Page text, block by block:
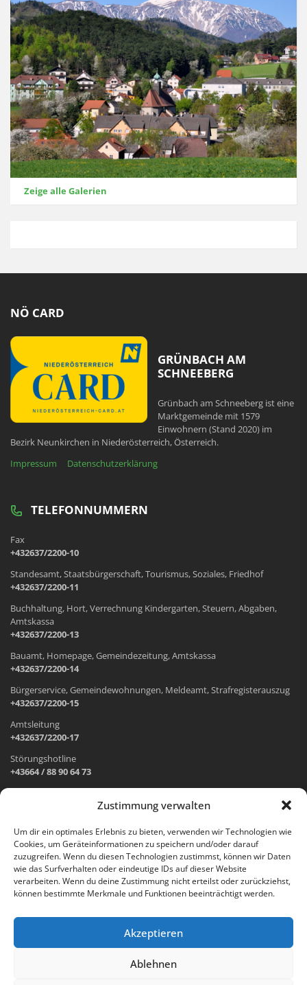
Zustimmung verwalten
Um dir ein optimales Erlebnis zu bieten, verwenden wir Technologien wie
Cookies, um Geräteinformationen zu speichern und/oder darauf
zuzugreifen. Wenn du diesen Technologien zustimmst, können wir Daten
wie das Surfverhalten oder eindeutige IDs auf dieser Website
verarbeiten. Wenn du deine Zustimmung nicht erteilst oder zurückziehst,
können bestimmte Merkmale und Funktionen beeinträchtigt werden.
Akzeptieren
Ablehnen
Zeige alle Galerien
NÖ CARD
GRÜNBACH AM
SCHNEEBERG
Grünbach am Schneeberg ist eine
Marktgemeinde mit 1579
Einwohnern (Stand 2020) im
Bezirk Neunkirchen in Niederösterreich, Österreich.
Impressum
Datenschutzerklärung
TELEFONNUMMERN
Fax
+432637/2200-10
Standesamt, Staatsbürgerschaft, Tourismus, Soziales, Friedhof
+432637/2200-11
Buchhaltung, Hort, Verrechnung Kindergarten, Steuern, Abgaben,
Amtskassa
+432637/2200-13
Bauamt, Homepage, Gemeindezeitung, Amtskassa
+432637/2200-14
Bürgerservice, Gemeindewohnungen, Meldeamt, Strafregisterauszug
+432637/2200-15
Amtsleitung
+432637/2200-17
Störungshotline
+43664 / 88 90 64 73
Wr. Neustädter Straße 1
2733 Grünbach am Schneeberg
Öffnungszeiten Gemeindeamt:
Montag: 8.00 – 12.00 Uhr und 14.00 – 18.00 Uhr
Freitag: 8.00 – 12.00 Uhr
Email: